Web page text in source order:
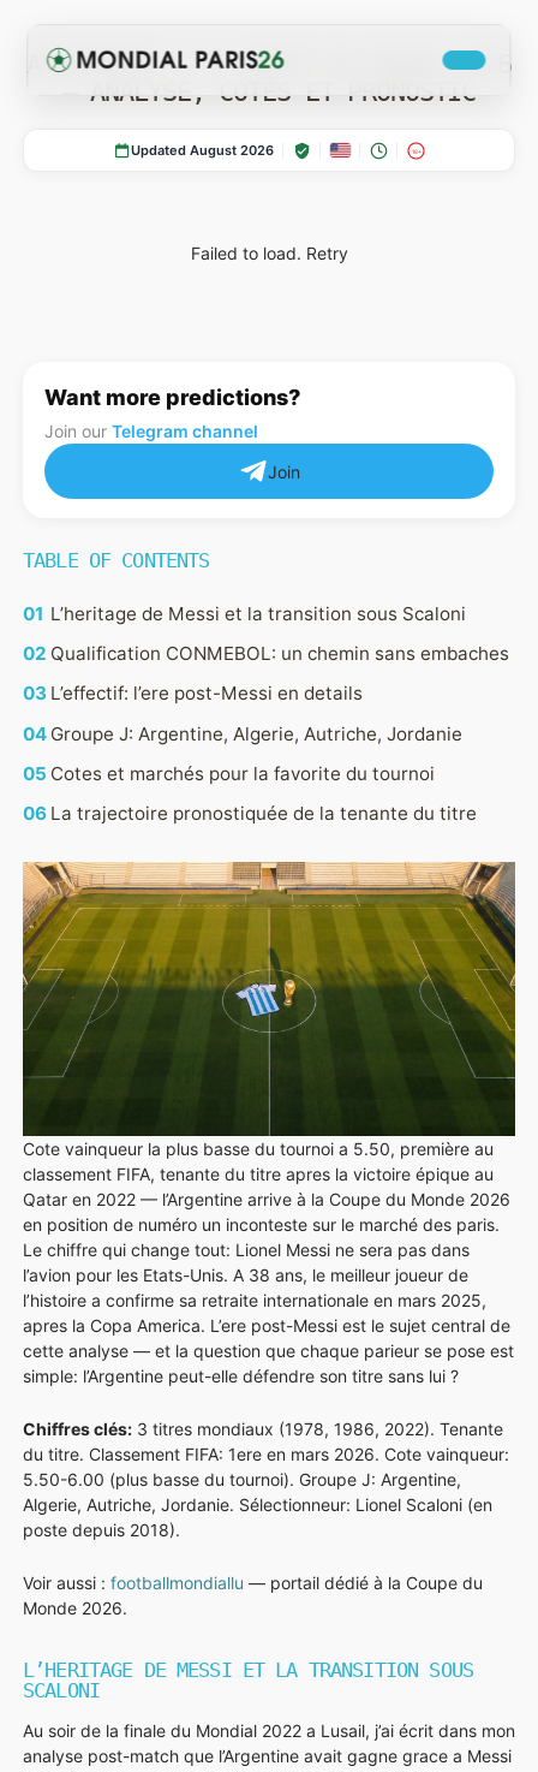
ARGENTINE À LA COUPE DU MONDE 2026
— ANALYSE, COTES ET PRONOSTIC
Updated August 2026 18+
Failed to load. Retry
Want more predictions?
Join our Telegram channel
Join
TABLE OF CONTENTS
L’heritage de Messi et la transition sous Scaloni
Qualification CONMEBOL: un chemin sans embaches
L’effectif: l’ere post-Messi en details
Groupe J: Argentine, Algerie, Autriche, Jordanie
Cotes et marchés pour la favorite du tournoi
La trajectoire pronostiquée de la tenante du titre
Cote vainqueur la plus basse du tournoi a 5.50, première au
classement FIFA, tenante du titre apres la victoire épique au
Qatar en 2022 — l’Argentine arrive à la Coupe du Monde 2026
en position de numéro un inconteste sur le marché des paris.
Le chiffre qui change tout: Lionel Messi ne sera pas dans
l’avion pour les Etats-Unis. A 38 ans, le meilleur joueur de
l’histoire a confirme sa retraite internationale en mars 2025,
apres la Copa America. L’ere post-Messi est le sujet central de
cette analyse — et la question que chaque parieur se pose est
simple: l’Argentine peut-elle défendre son titre sans lui ?
Chiffres clés: 3 titres mondiaux (1978, 1986, 2022). Tenante
du titre. Classement FIFA: 1ere en mars 2026. Cote vainqueur:
5.50-6.00 (plus basse du tournoi). Groupe J: Argentine,
Algerie, Autriche, Jordanie. Sélectionneur: Lionel Scaloni (en
poste depuis 2018).
Voir aussi : footballmondiallu — portail dédié à la Coupe du
Monde 2026.
L’HERITAGE DE MESSI ET LA TRANSITION SOUS
SCALONI
Au soir de la finale du Mondial 2022 a Lusail, j’ai écrit dans mon
analyse post-match que l’Argentine avait gagne grace a Messi